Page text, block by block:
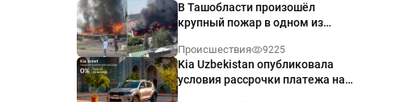
В Ташобласти произошёл
крупный пожар в одном из
Происшествия 9225
Kia Uzbekistan опубликовала
условия рассрочки платежа на